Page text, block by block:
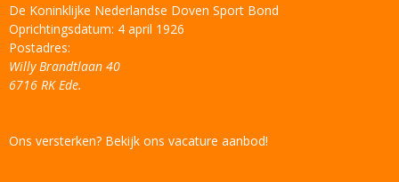
De Koninklijke Nederlandse Doven Sport Bond
Oprichtingsdatum: 4 april 1926
Postadres:
Willy Brandtlaan 40
6716 RK Ede.
Ons versterken? Bekijk ons vacature aanbod!